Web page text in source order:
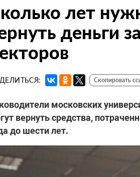
лет
деньги
Скопировать
московских
вернуть средства,
до шести лет.